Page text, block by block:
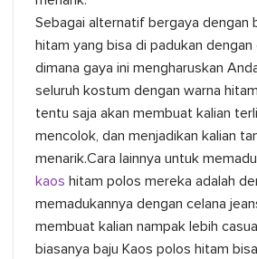
Sebagai alternatif bergaya dengan
hitam yang bisa di padukan
dimana gaya ini mengharuskan
seluruh kostum dengan warna
tentu saja akan membuat kalian
mencolok, dan menjadikan kalian
menarik.Cara lainnya untuk
kaos hitam polos mereka adalah
memadukannya dengan celana
membuat kalian nampak lebih
biasanya baju Kaos polos hitam